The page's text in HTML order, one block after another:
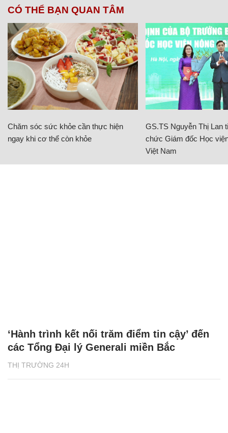
CÓ THỂ BẠN QUAN TÂM
Chăm sóc sức khỏe cần thực hiện
ngay khi cơ thể còn khỏe
GS.TS Nguyễn Thị Lan
chức Giám đốc Học
Việt Nam
THỊ TRƯỜNG 24H
‘Hành trình kết nối trăm điểm tin cậy’ đến
các Tổng Đại lý Generali miền Bắc